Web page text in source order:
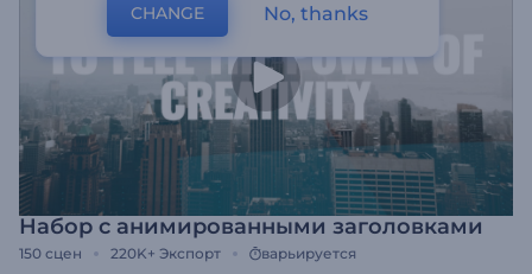
Набор с анимированными заголовками
150 сцен 220K+ Экспорт варьируется
CHANGE No, thanks